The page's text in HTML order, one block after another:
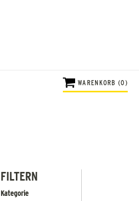
WARENKORB (0)
FILTERN
Kategorie